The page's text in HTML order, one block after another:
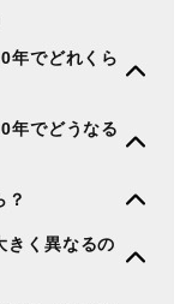
年でどれくら
年でどうなる
？
きく異なるの